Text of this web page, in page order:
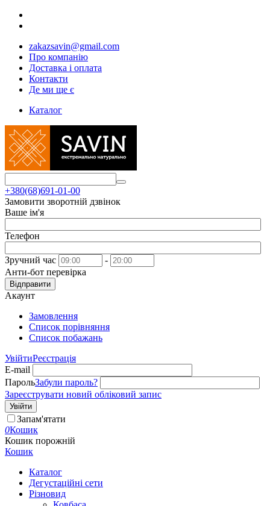
zakazsavin@gmail.com
Про компанію
Доставка і оплата
Контакти
Де ми ще є
Каталог
+380(68)691-01-00
Замовити зворотній дзвінок
Ваше ім'я
Телефон
Зручний час
-
Анти-бот перевірка
Відправити
Акаунт
Замовлення
Cписок порівняння
Список побажань
УвійтиРеєстрація
E-mail
ПарольЗабули пароль?
Зареєструвати новий обліковий запис
Увійти
Запам'ятати
0Кошик
Кошик порожній
Кошик
Каталог
Дегустаційні сети
Різновид